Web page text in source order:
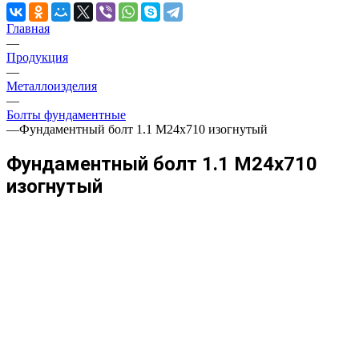
Главная
—
Продукция
—
Металлоизделия
—
Болты фундаментные
—Фундаментный болт 1.1 М24х710 изогнутый
Фундаментный болт 1.1 М24х710
изогнутый